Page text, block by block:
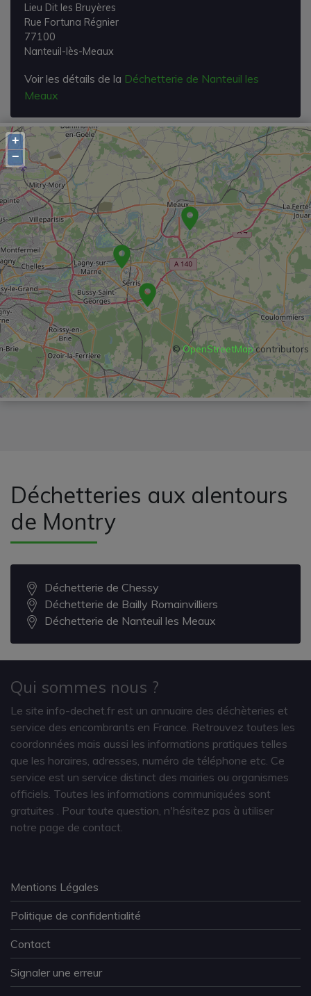
Lieu Dit les Bruyères
Rue Fortuna Régnier
77100
Nanteuil-lès-Meaux
Voir les détails de la Déchetterie de Nanteuil les
Meaux
+
−
©OpenStreetMapcontributors
Déchetteries aux alentours
de Montry
Déchetterie de Chessy
Déchetterie de Bailly Romainvilliers
Déchetterie de Nanteuil les Meaux
Qui sommes nous ?
Le site info-dechet.fr est un annuaire des déchèteries et
service des encombrants en France. Retrouvez toutes les
coordonnées mais aussi les informations pratiques telles
que les horaires, adresses, numéro de téléphone etc. Ce
service est un service distinct des mairies ou organismes
officiels. Toutes les informations communiquées sont
gratuites
. Pour toute question, n'hésitez pas à utiliser
notre page de contact.
Mentions Légales
Politique de confidentialité
Contact
Signaler une erreur